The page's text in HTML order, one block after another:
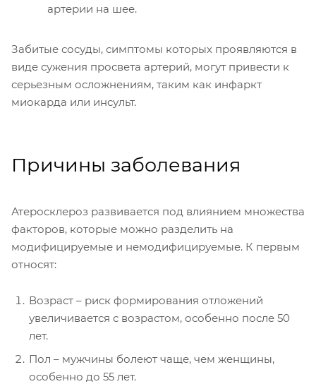
артерии на шее.
Забитые сосуды, симптомы которых проявляются в
виде сужения просвета артерий, могут привести к
серьезным осложнениям, таким как инфаркт
миокарда или инсульт.
Причины заболевания
Атеросклероз развивается под влиянием множества
факторов, которые можно разделить на
модифицируемые и немодифицируемые. К первым
относят:
Возраст – риск формирования отложений
увеличивается с возрастом, особенно после 50
лет.
Пол – мужчины болеют чаще, чем женщины,
особенно до 55 лет.